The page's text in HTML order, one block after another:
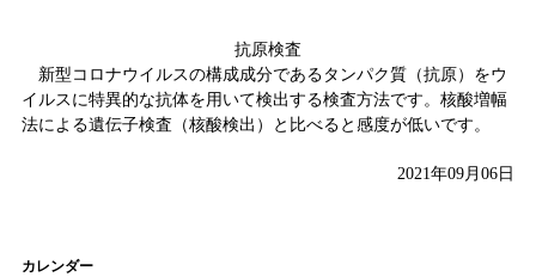
抗原検査
新型コロナウイルスの構成成分であるタンパク質（抗原）をウ
イルスに特異的な抗体を用いて検出する検査方法です。核酸増幅
法による遺伝子検査（核酸検出）と比べると感度が低いです。
2021年09月06日
カレンダー